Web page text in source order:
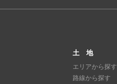
土 地
エリアから探す
路線から探す